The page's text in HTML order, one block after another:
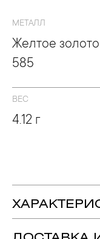
МЕТАЛЛ
Желтое золото
585
ВЕС
4.12 г